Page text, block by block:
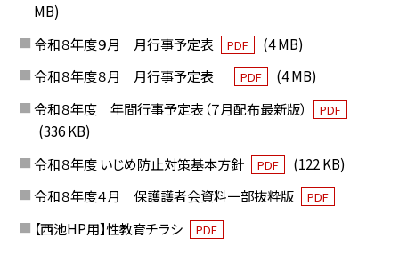
MB)
令和８年度９月 月行事予定表
PDF
(4 MB)
令和８年度８月 月行事予定表
PDF
(4 MB)
令和８年度 年間行事予定表（７月配布最新版）
PDF
(336 KB)
令和８年度 いじめ防止対策基本方針
PDF
(122 KB)
令和８年度４月 保護護者会資料一部抜粋版
PDF
【西池HP用】性教育チラシ PDF